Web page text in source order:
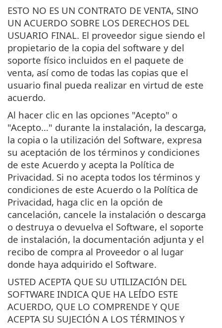
ESTO NO ES UN CONTRATO DE VENTA, SINO
UN ACUERDO SOBRE LOS DERECHOS DEL
USUARIO FINAL. El proveedor sigue siendo el
propietario de la copia del software y del
soporte físico incluidos en el paquete de
venta, así como de todas las copias que el
usuario final pueda realizar en virtud de este
acuerdo.
Al hacer clic en las opciones "Acepto" o
"Acepto…" durante la instalación, la descarga,
la copia o la utilización del Software, expresa
su aceptación de los términos y condiciones
de este Acuerdo y acepta la Política de
Privacidad. Si no acepta todos los términos y
condiciones de este Acuerdo o la Política de
Privacidad, haga clic en la opción de
cancelación, cancele la instalación o descarga
o destruya o devuelva el Software, el soporte
de instalación, la documentación adjunta y el
recibo de compra al Proveedor o al lugar
donde haya adquirido el Software.
USTED ACEPTA QUE SU UTILIZACIÓN DEL
SOFTWARE INDICA QUE HA LEÍDO ESTE
ACUERDO, QUE LO COMPRENDE Y QUE
ACEPTA SU SUJECIÓN A LOS TÉRMINOS Y